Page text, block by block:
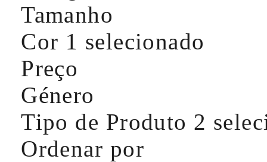
Tamanho
Cor 1 selecionado
Preço
Género
Tipo de Produto 2
Ordenar por